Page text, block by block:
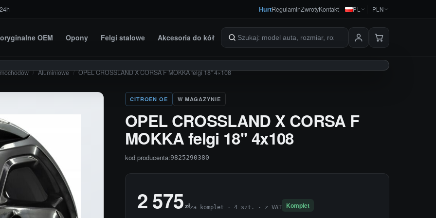
HurtRegulaminZwrotyKontakt PL PLN
OEM Opony Felgi stalowe Akcesoria do kół Szukaj produktów
/ Aluminiowe / OPEL CROSSLAND X CORSA F MOKKA felgi 18” 4×108
CITROEN OE W MAGAZYNIE
OPEL CROSSLAND X CORSA F
MOKKA felgi 18'' 4x108
kod producenta:9825290380
2 575złza komplet · 4 szt. · z VAT Komplet